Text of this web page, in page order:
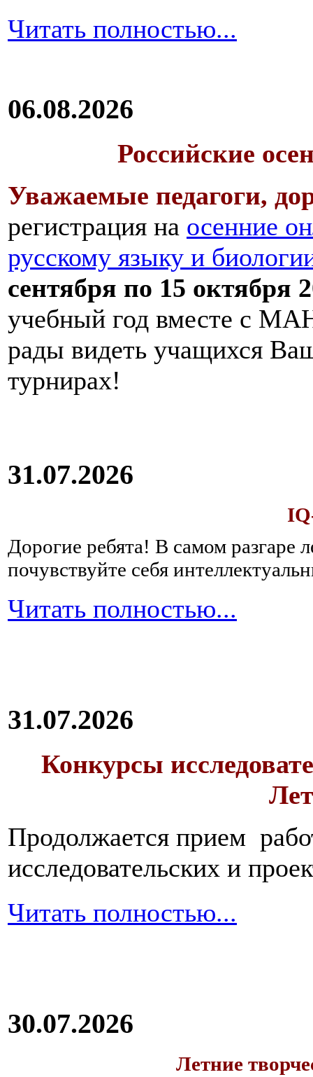
Читать полностью...
06.08.2026
Российские
Уважаемые педагоги,
регистрация на осенние
русскому языку и
сентября по 15 октября
учебный год вместе с
рады видеть учащихся
турнирах!
31.07.2026
Дорогие ребята! В самом разгаре
почувствуйте себя
Читать полностью...
31.07.2026
Конкурсы
Продолжается прием
исследовательских и
Читать полностью...
30.07.2026
Летние